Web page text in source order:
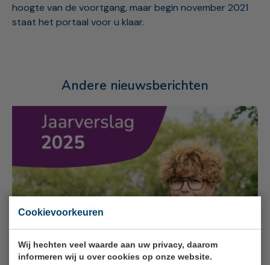
Cookievoorkeuren
Wij hechten veel waarde aan uw privacy, daarom
informeren wij u over cookies op onze website.
hoogte van de voortgang, maar begin november 2021
staat het portaal voor u klaar.
Andere nieuwsberichten